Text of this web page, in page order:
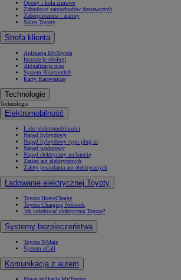
Opony i koła zimowe
Zabudowy samochodów dostawczych
Zabezpieczenia i alarmy
Sklep Toyoty
Strefa klienta
Aplikacja MyToyota
Instrukcje obsługi
Aktualizacja map
System Bluetooth®
Karty Ratownicze
Technologie
Technologie
Elektromobilność
Lider elektromobilności
Napęd hybrydowy
Napęd hybrydowy typu plug-in
Napęd wodorowy
Napęd elektryczny na baterię
Zasięg aut elektrycznych
Zalety posiadania aut elektrycznych
Ładowanie elektrycznej Toyoty
Toyota HomeCharge
Toyota Charging Network
Jak naładować elektryczną Toyotę?
Systemy bezpieczeństwa
Toyota T-Mate
System eCall
Komunikacja z autem